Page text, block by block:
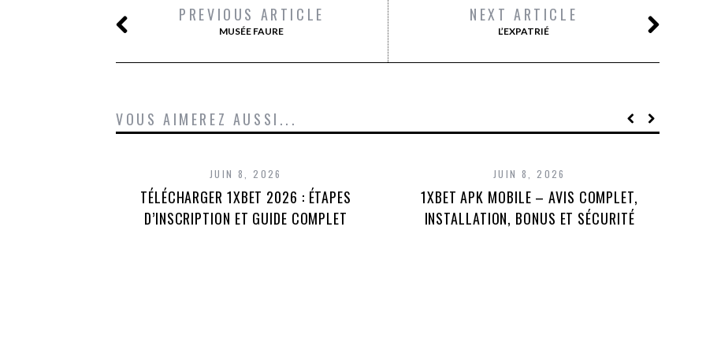
PREVIOUS ARTICLE
MUSÉE FAURE
NEXT ARTICLE
L’EXPATRIÉ
VOUS AIMEREZ AUSSI...
JUIN 8, 2026
TÉLÉCHARGER 1XBET 2026 : ÉTAPES
D’INSCRIPTION ET GUIDE COMPLET
JUIN 8, 2026
1XBET APK MOBILE – AVIS COMPLET,
INSTALLATION, BONUS ET SÉCURITÉ